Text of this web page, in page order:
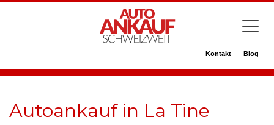
Kontakt Blog
Autoankauf in La Tine